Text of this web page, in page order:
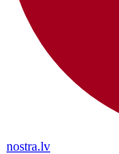
nostra.lv